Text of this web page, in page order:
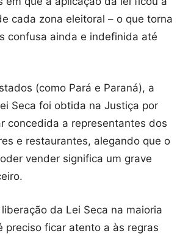
cada zona eleitoral – o que torna
confusa ainda e indefinida até
(como Pará e Paraná), a
Seca foi obtida na Justiça por
concedida a representantes dos
e restaurantes, alegando que o
vender significa um grave
da Lei Seca na maioria
preciso ficar atento a às regras